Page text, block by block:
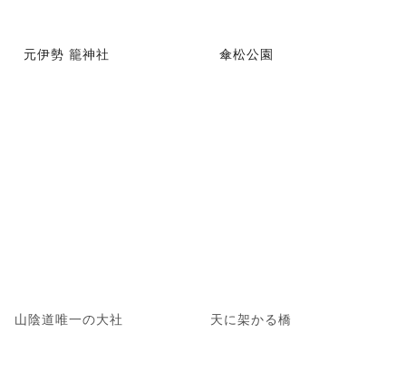
元伊勢 籠神社
山陰道唯一の大社
傘松公園
天に架かる橋